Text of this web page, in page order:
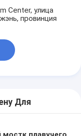
Center, улица
провинция
Для